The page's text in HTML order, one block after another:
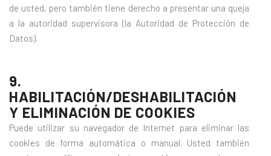
de usted, pero también tiene derecho a presentar una queja
a la autoridad supervisora (la Autoridad de Protección de
Datos).
9.
HABILITACIÓN/DESHABILITACIÓN
Y ELIMINACIÓN DE COOKIES
Puede utilizar su navegador de Internet para eliminar las
cookies de forma automática o manual. Usted también